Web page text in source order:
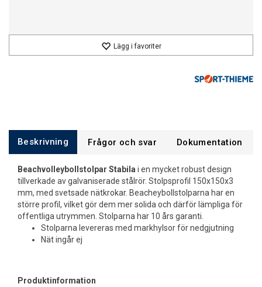
Lägg i favoriter
Beskrivning Frågor och svar Dokumentation
Beachvolleybollstolpar Stabila i en mycket robust design
tillverkade av galvaniserade stålrör. Stolpsprofil 150x150x3
mm, med svetsade nätkrokar. Beacheybollstolparna har en
större profil, vilket gör dem mer solida och därför lämpliga för
offentliga utrymmen. Stolparna har 10 års garanti.
Stolparna levereras med markhylsor för nedgjutning
Nät ingår ej
Produktinformation